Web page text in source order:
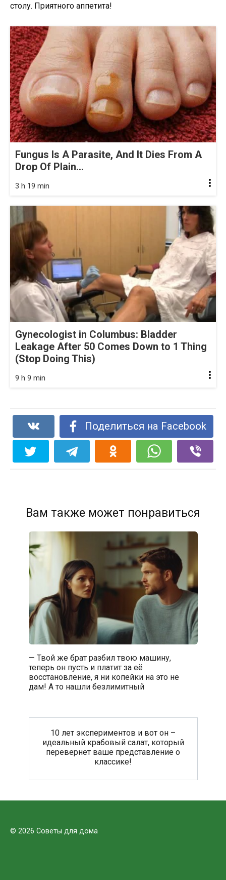
столу. Приятного аппетита!
Fungus Is A Parasite, And It Dies From A
Drop Of Plain...
3 h 19 min
Gynecologist in Columbus: Bladder
Leakage After 50 Comes Down to 1 Thing
(Stop Doing This)
9 h 9 min
Поделиться на Facebook
Вам также может понравиться
— Твой же брат разбил твою машину,
теперь он пусть и платит за её
восстановление, я ни копейки на это не
дам! А то нашли безлимитный
10 лет экспериментов и вот он –
идеальный крабовый салат, который
перевернет ваше представление о
классике!
© 2026 Советы для дома